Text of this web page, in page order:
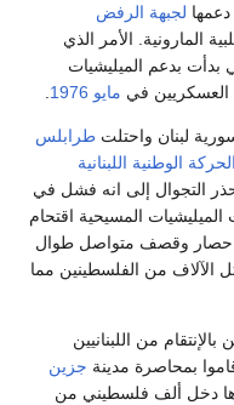
لجبهة الرفض
المارونية. الأمر الذي
بدعم الميليشيات
العسكريين في مايو 1976
لبنان واحتلت طرابلس
الحركة الوطنية اللبنانية
التجوال إلى انه فشل في
المسيحية اقتحام
حصار وقصف متواصل طوال
الآلاف من الفلسطينين مما
من اللبنانيين
بمحاصرة مدينة جزين
دخل ألف فلسطيني من